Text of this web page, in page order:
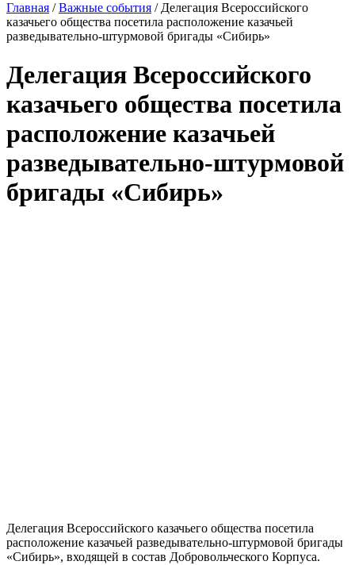
Главная / Важные события / Делегация Всероссийского
казачьего общества посетила расположение казачьей
разведывательно-штурмовой бригады «Сибирь»
Делегация Всероссийского
казачьего общества посетила
расположение казачьей
разведывательно-штурмовой
бригады «Сибирь»
Делегация Всероссийского казачьего общества посетила
расположение казачьей разведывательно-штурмовой бригады
«Сибирь», входящей в состав Добровольческого Корпуса.